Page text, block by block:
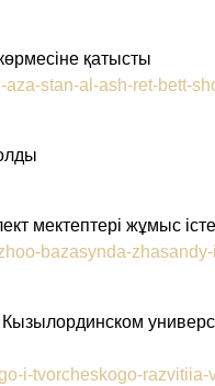
қатысты
stan-al-ash-ret-bett-
мектептері жұмыс
bazasynda-
i-tvorcheskogo-